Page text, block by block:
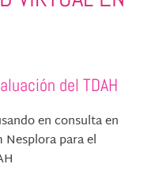
del TDAH
en consulta en
para el